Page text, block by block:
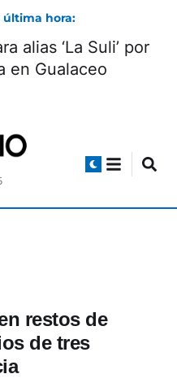
última hora:
alias ‘La Suli’ por
en Gualaceo
restos de
de tres